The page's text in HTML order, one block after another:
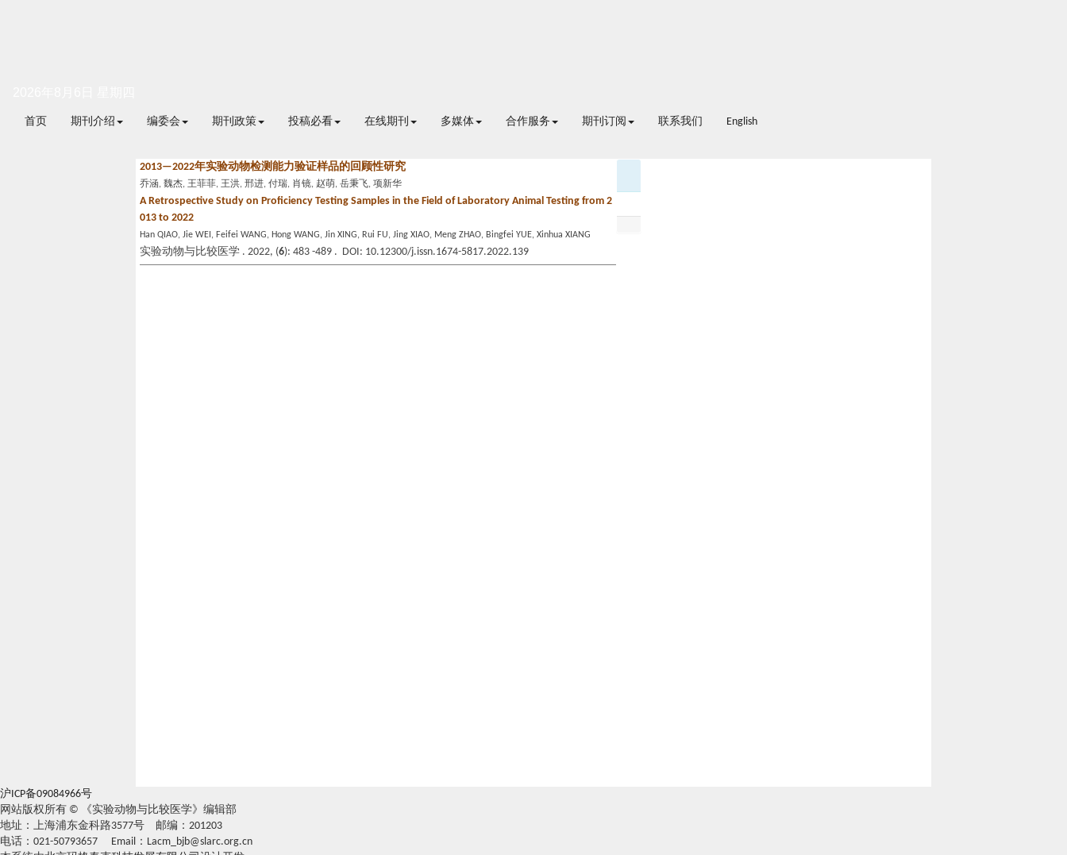
首页 期刊介绍 编委会 期刊政策 投稿必看 在线期刊 多媒体 合作服务 期刊订阅 联系我们 English
2013—2022年实验动物检测能力验证样品的回顾性研究
乔涵, 魏杰, 王菲菲, 王洪, 邢进, 付瑞, 肖镜, 赵萌, 岳秉飞, 项新华
A Retrospective Study on Proficiency Testing Samples in the Field of Laboratory Animal Testing from 2
013 to 2022
Han QIAO, Jie WEI, Feifei WANG, Hong WANG, Jin XING, Rui FU, Jing XIAO, Meng ZHAO, Bingfei YUE, Xinhua XIANG
实验动物与比较医学 . 2022, (6): 483 -489 . DOI: 10.12300/j.issn.1674-5817.2022.139
沪ICP备09084966号
网站版权所有 © 《实验动物与比较医学》编辑部
地址：上海浦东金科路3577号 邮编：201203
电话：021-50793657 Email：Lacm_bjb@slarc.org.cn